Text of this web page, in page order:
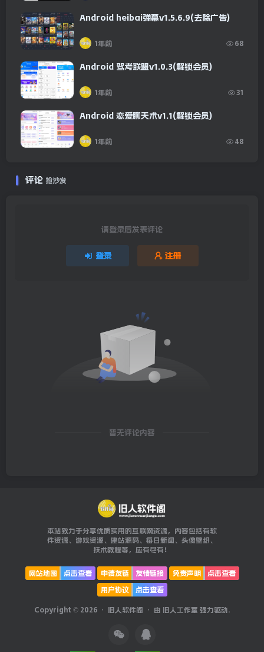
Android heibai弹幕v1.5.6.9(去除广告)
1年前 68
Android 驾考联盟v1.0.3(解锁会员)
1年前 31
Android 恋爱聊天术v1.1(解锁会员)
1年前 48
评论 抢沙发
请登录后发表评论
登录 注册
暂无评论内容
本站致力于分享优质实用的互联网资源，内容包括有软
件资源、游戏资源、建站源码、每日新闻、头像壁纸、
技术教程等，应有尽有！
网站地图 点击查看 申请友链 友情链接 免责声明
点击查看
用户协议
点击查看
Copyright © 2026 · 旧人软件阁 · 由 旧人工作室 强力驱动.